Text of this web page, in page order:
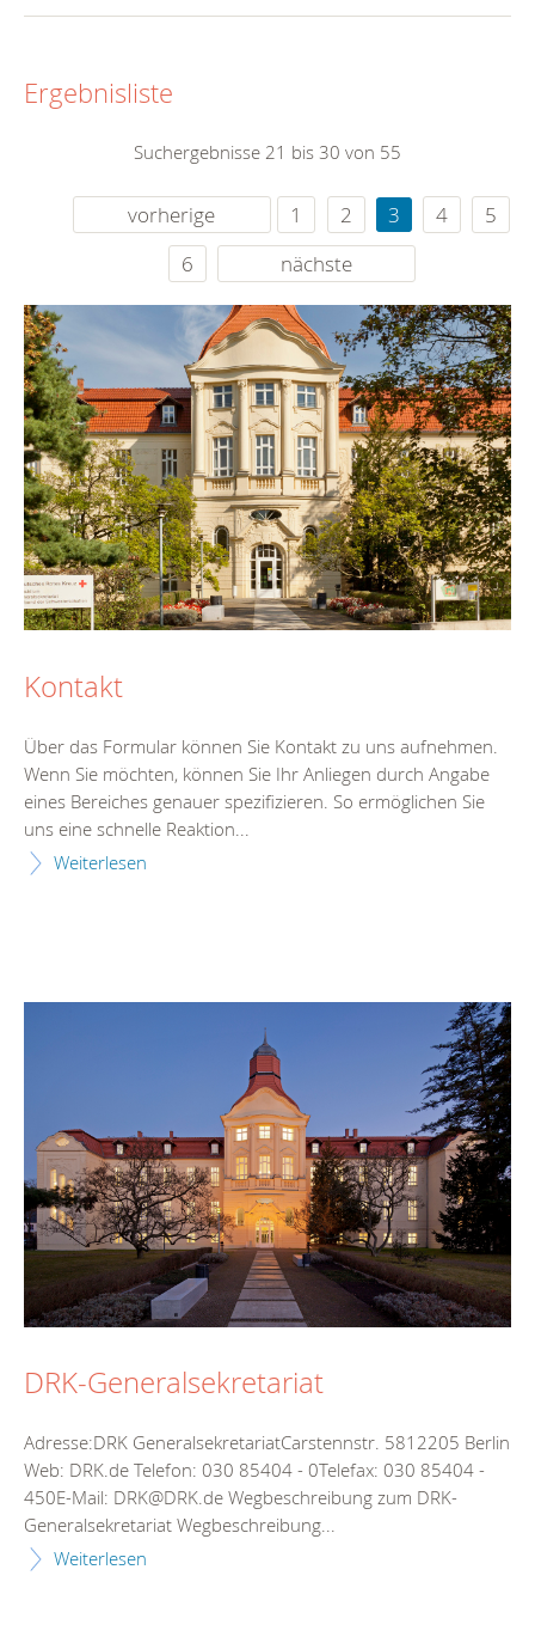
Ergebnisliste
Suchergebnisse 21 bis 30 von 55
vorherige 1 2 3 4
5
6
nächste
Kontakt
Über das Formular können Sie Kontakt zu uns aufnehmen.
Wenn Sie möchten, können Sie Ihr Anliegen durch Angabe
eines Bereiches genauer spezifizieren. So ermöglichen Sie
uns eine schnelle Reaktion...
Weiterlesen
DRK-Generalsekretariat
Adresse:DRK GeneralsekretariatCarstennstr. 5812205 Berlin
Web: DRK.de Telefon: 030 85404 - 0Telefax: 030 85404 -
450E-Mail: DRK@DRK.de Wegbeschreibung zum DRK-
Generalsekretariat Wegbeschreibung...
Weiterlesen